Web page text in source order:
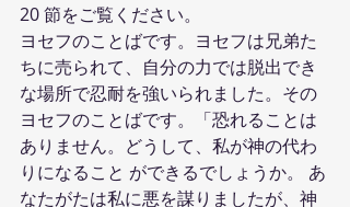
20 節をご覧ください。
ヨセフのことばです。ヨセフは兄弟た
ちに売られて、自分の力では脱出でき
な場所で忍耐を強いられました。その
ヨセフのことばです。「恐れることは
ありません。どうして、私が神の代わ
りになること ができるでしょうか。 あ
なたがたは私に悪を謀りましたが、神